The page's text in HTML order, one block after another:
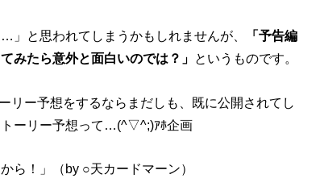
と思われてしまうかもしれませんが、
「予告編
みたら意外と面白いのでは？」 というものです。
リー予想をするならまだしも、既に公開されてし
トーリー予想って…(^▽^;)ｱﾎ企画
ら！」（by ○天カードマーン）